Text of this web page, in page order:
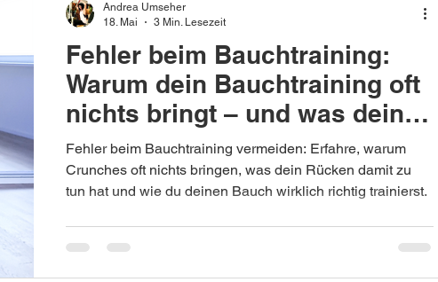
Pilates Beckenbodentraining Rückenschmerzen Sexualität
Spaß
Fehler beim Bauchtraining:
Warum dein Bauchtraining oft
nichts bringt – und was dein
Rücken damit zu tun hat
Fehler beim Bauchtraining vermeiden: Erfahre, warum
Crunches oft nichts bringen, was dein Rücken damit zu
tun hat und wie du deinen Bauch wirklich richtig trainierst.
Andrea Umseher
18. Mai
3 Min. Lesezeit